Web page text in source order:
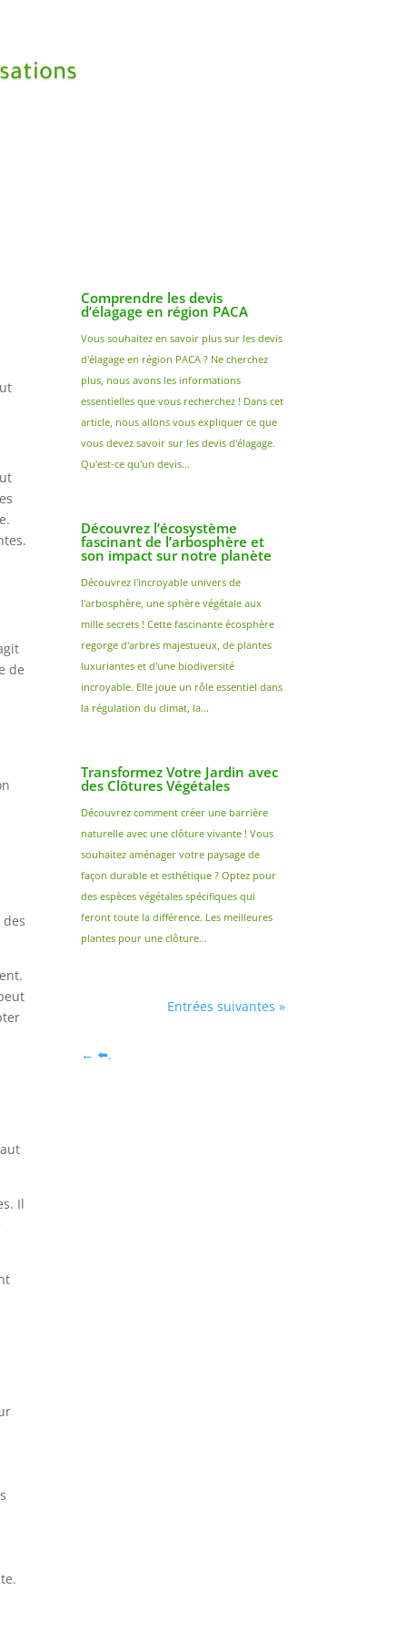
de
Il
Comprendre les devis
d’élagage en région PACA
Vous souhaitez en savoir plus sur les devis
d'élagage en région PACA ? Ne cherchez
plus, nous avons les informations
essentielles que vous recherchez ! Dans cet
article, nous allons vous expliquer ce que
vous devez savoir sur les devis d'élagage.
Qu'est-ce qu'un devis...
Découvrez l’écosystème
fascinant de l’arbosphère et
son impact sur notre planète
Découvrez l'incroyable univers de
l'arbosphère, une sphère végétale aux
mille secrets ! Cette fascinante écosphère
regorge d'arbres majestueux, de plantes
luxuriantes et d'une biodiversité
incroyable. Elle joue un rôle essentiel dans
la régulation du climat, la...
Transformez Votre Jardin avec
des Clôtures Végétales
Découvrez comment créer une barrière
naturelle avec une clôture vivante ! Vous
souhaitez aménager votre paysage de
façon durable et esthétique ? Optez pour
des espèces végétales spécifiques qui
feront toute la différence. Les meilleures
plantes pour une clôture...
Entrées suivantes »
← ⬅️.